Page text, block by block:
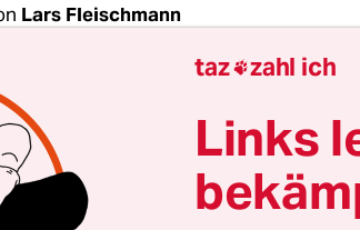
Lars Fleischmann
nach dem ersten (bekannten)
Mundlos und Zschäpe, dem
Gaststätte, sind etliche Bücher
unzählige Nachrichten- und
taz zahl ich
Links